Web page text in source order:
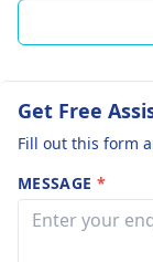
Get Free
Fill out this form
MESSAGE *